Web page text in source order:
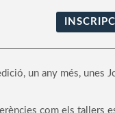
un any més, unes
com els tallers